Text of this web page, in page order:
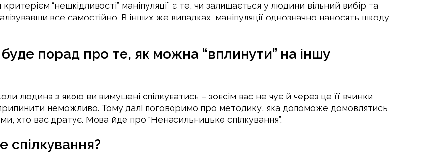
“нешкідливості” маніпуляції є те, чи залишається у людини вільний вибір та
все самостійно. В інших же випадках, маніпуляції однозначно наносять шкоду
буде порад про те, як можна “вплинути” на іншу
людина з якою ви вимушені спілкуватись – зовсім вас не чує й через це її вчинки
неможливо. Тому далі поговоримо про методику, яка допоможе домовлятись
хто вас дратує. Мова йде про “Ненасильницьке спілкування”.
спілкування?